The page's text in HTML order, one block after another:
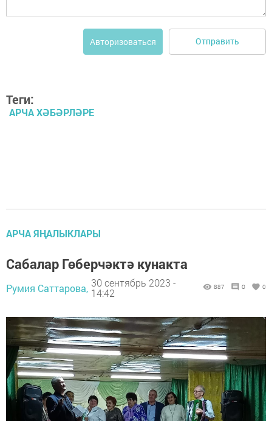
Авторизоваться Отправить
Теги:
АРЧА ХӘБӘРЛӘРЕ
АРЧА ЯҢАЛЫКЛАРЫ
Сабалар Гөберчәктә кунакта
Румия Саттарова, 30 сентябрь 2023 -
14:42
887 0 0